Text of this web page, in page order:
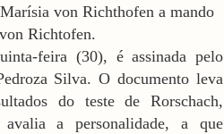
von Richthofen a mando
Richtofen.
feira (30), é assinada pelo
Silva. O documento leva
do teste de Rorschach,
a personalidade, a que